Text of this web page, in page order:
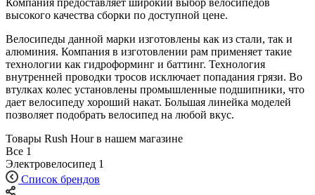
высокого качества сборки по доступной цене.
Велосипеды данной марки изготовлены как из стали, так и
алюминия. Компания в изготовлении рам применяет такие
технологии как гидроформинг и баттинг. Технология
внутренней проводки тросов исключает попадания грязи. Во
втулках колес установлены промышленные подшипники, что
дает велосипеду хороший накат. Большая линейка моделей
позволяет подобрать велосипед на любой вкус.
Товары Rush Hour в нашем магазине
Все 1
Электровелосипед 1
Список брендов